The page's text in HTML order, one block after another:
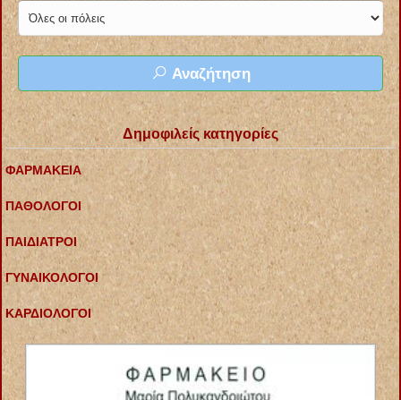
Αναζήτηση
Δημοφιλείς κατηγορίες
ΦΑΡΜΑΚΕΙΑ
ΠΑΘΟΛΟΓΟΙ
ΠΑΙΔΙΑΤΡΟΙ
ΓΥΝΑΙΚΟΛΟΓΟΙ
ΚΑΡΔΙΟΛΟΓΟΙ